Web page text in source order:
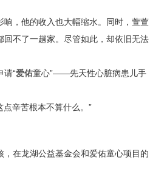
，他的收入也大幅缩水。同时，萱萱
不了一趟家。尽管如此，却依旧无法
请“爱佑童心”——先天性心脏病患儿手
辛苦根本不算什么。”
在龙湖公益基金会和爱佑童心项目的